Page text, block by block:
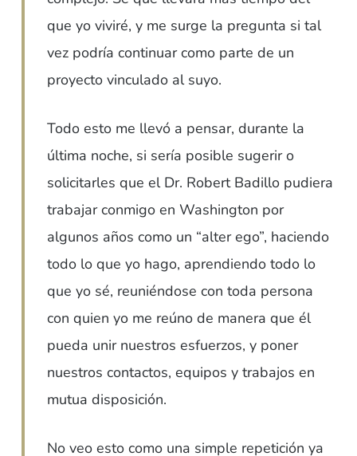
que yo viviré, y me surge la pregunta si tal
vez podría continuar como parte de un
proyecto vinculado al suyo.
Todo esto me llevó a pensar, durante la
última noche, si sería posible sugerir o
solicitarles que el Dr. Robert Badillo pudiera
trabajar conmigo en Washington por
algunos años como un “alter ego”, haciendo
todo lo que yo hago, aprendiendo todo lo
que yo sé, reuniéndose con toda persona
con quien yo me reúno de manera que él
pueda unir nuestros esfuerzos, y poner
nuestros contactos, equipos y trabajos en
mutua disposición.
No veo esto como una simple repetición ya